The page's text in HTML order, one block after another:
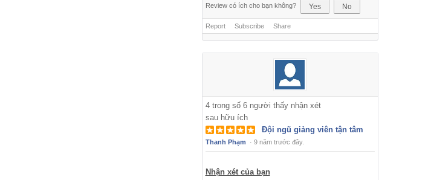
Review có ích cho bạn không? Yes No
Report Subscribe Share
4trong số 6người thấy nhận xét
sau hữu ích
Đội ngũ giảng viên tận tâm
Thanh Phạm · 9 năm trước đây.
Nhận xét của bạn